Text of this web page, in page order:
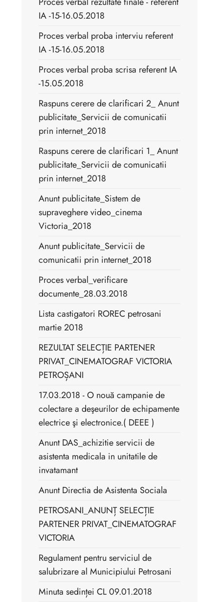
IA -15-16.05.2018
Proces verbal proba interviu referent
IA -15-16.05.2018
Proces verbal proba scrisa referent IA
-15.05.2018
Raspuns cerere de clarificari 2_ Anunt
publicitate_Servicii de comunicatii
prin internet_2018
Raspuns cerere de clarificari 1_ Anunt
publicitate_Servicii de comunicatii
prin internet_2018
Anunt publicitate_Sistem de
supraveghere video_cinema
Victoria_2018
Anunt publicitate_Servicii de
comunicatii prin internet_2018
Proces verbal_verificare
documente_28.03.2018
Lista castigatori ROREC petrosani
martie 2018
REZULTAT SELECȚIE PARTENER
PRIVAT_CINEMATOGRAF VICTORIA
PETROȘANI
17.03.2018 - O nouă campanie de
colectare a deşeurilor de echipamente
electrice şi electronice.( DEEE )
Anunt DAS_achizitie servicii de
asistenta medicala in unitatile de
invatamant
Anunt Directia de Asistenta Sociala
PETROSANI_ANUNȚ SELECȚIE
PARTENER PRIVAT_CINEMATOGRAF
VICTORIA
Regulament pentru serviciul de
salubrizare al Municipiului Petrosani
Minuta sedinței CL 09.01.2018